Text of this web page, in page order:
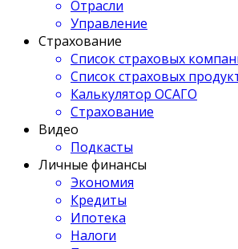
Отрасли
Управление
Страхование
Список страховых
Список страховых
Калькулятор ОСАГО
Страхование
Видео
Подкасты
Личные финансы
Экономия
Кредиты
Ипотека
Налоги